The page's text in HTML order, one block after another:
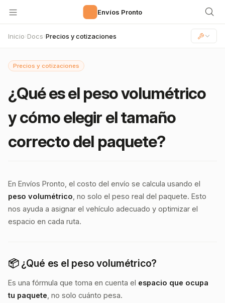
Envíos Pronto
Inicio› Docs› Precios y cotizaciones
Precios y cotizaciones
¿Qué es el peso volumétrico
y cómo elegir el tamaño
correcto del paquete?
En Envíos Pronto, el costo del envío se calcula usando el
peso volumétrico , no solo el peso real del paquete. Esto
nos ayuda a asignar el vehículo adecuado y optimizar el
espacio en cada ruta.
📦 ¿Qué es el peso volumétrico?
Es una fórmula que toma en cuenta el espacio que ocupa
tu paquete , no solo cuánto pesa.